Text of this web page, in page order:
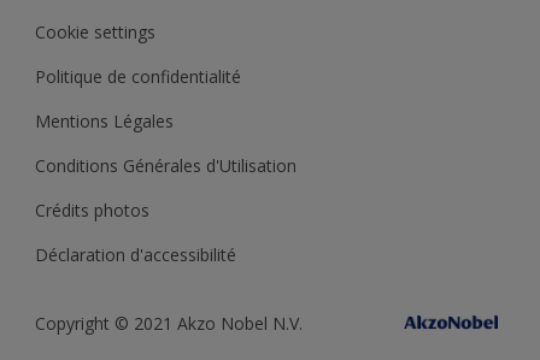
Cookie settings
Politique de confidentialité
Mentions Légales
Conditions Générales d'Utilisation
Crédits photos
Déclaration d'accessibilité
Copyright © 2021 Akzo Nobel N.V.